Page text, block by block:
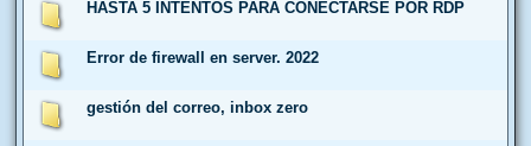
HASTA 5 INTENTOS PARA CONECTARSE POR RDP
Error de firewall en server. 2022
gestión del correo, inbox zero